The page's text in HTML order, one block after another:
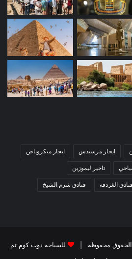
ايجار مرسيدس ايجار ميكروباص
تاجير ليموزين
فنادق الغردقة فنادق شرم الشيخ
للسياحة دوت كوم تم